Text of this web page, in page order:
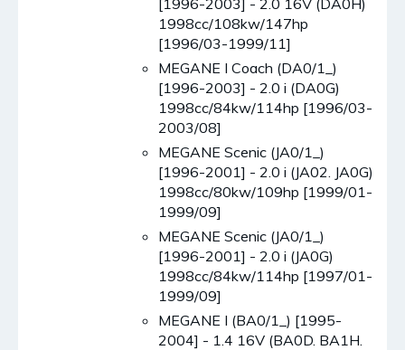
[1996-2003] - 2.0 16V (DA0H)
1998cc/108kw/147hp
[1996/03-1999/11]
MEGANE I Coach (DA0/1_)
[1996-2003] - 2.0 i (DA0G)
1998cc/84kw/114hp [1996/03-
2003/08]
MEGANE Scenic (JA0/1_)
[1996-2001] - 2.0 i (JA02. JA0G)
1998cc/80kw/109hp [1999/01-
1999/09]
MEGANE Scenic (JA0/1_)
[1996-2001] - 2.0 i (JA0G)
1998cc/84kw/114hp [1997/01-
1999/09]
MEGANE I (BA0/1_) [1995-
2004] - 1.4 16V (BA0D. BA1H.